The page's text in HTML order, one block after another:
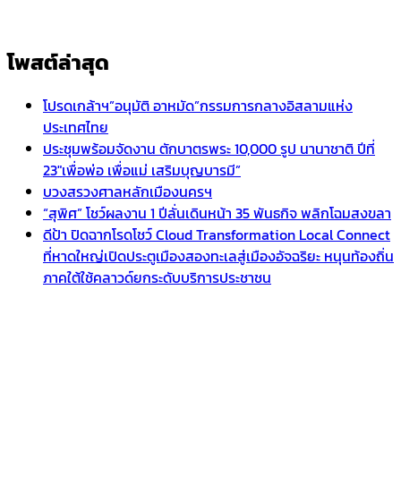
โพสต์ล่าสุด
โปรดเกล้าฯ”อนุมัติ อาหมัด”กรรมการกลางอิสลามแห่ง
ประเทศไทย
ประชุมพร้อมจัดงาน ตักบาตรพระ 10,000 รูป นานาชาติ ปีที่
23″เพื่อพ่อ เพื่อแม่ เสริมบุญบารมี”
บวงสรวงศาลหลักเมืองนครฯ
“สุพิศ” โชว์ผลงาน 1 ปีลั่นเดินหน้า 35 พันธกิจ พลิกโฉมสงขลา
ดีป้า ปิดฉากโรดโชว์ Cloud Transformation Local Connect
ที่หาดใหญ่เปิดประตูเมืองสองทะเลสู่เมืองอัจฉริยะ หนุนท้องถิ่น
ภาคใต้ใช้คลาวด์ยกระดับบริการประชาชน